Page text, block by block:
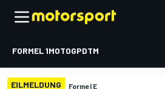
FORMEL 1MOTOGPDTM
EILMELDUNG Formel E